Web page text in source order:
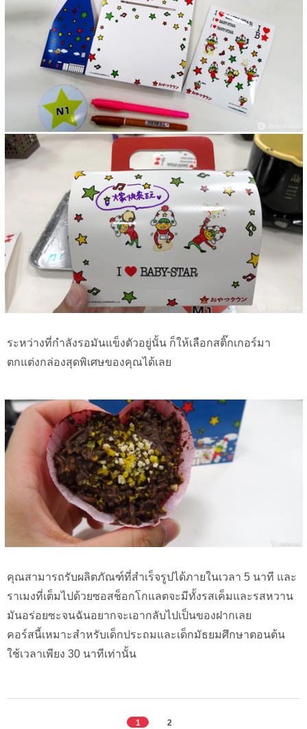
ระหว่างที่กำลังรอมันแข็งตัวอยู่นั้น ก็ให้เลือกสติ๊กเกอร์มา
ตกแต่งกล่องสุดพิเศษของคุณได้เลย
คุณสามารถรับผลิตภัณฑ์ที่สำเร็จรูปได้ภายในเวลา 5 นาที และ
ราเมงที่เต็มไปด้วยซอสช็อกโกแลตจะมีทั้งรสเค็มและรสหวาน
มันอร่อยซะจนฉันอยากจะเอากลับไปเป็นของฝากเลย
คอร์สนี้เหมาะสำหรับเด็กประถมและเด็กมัธยมศึกษาตอนต้น
ใช้เวลาเพียง 30 นาทีเท่านั้น
1 2